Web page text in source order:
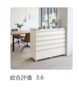
総合評価 3.6